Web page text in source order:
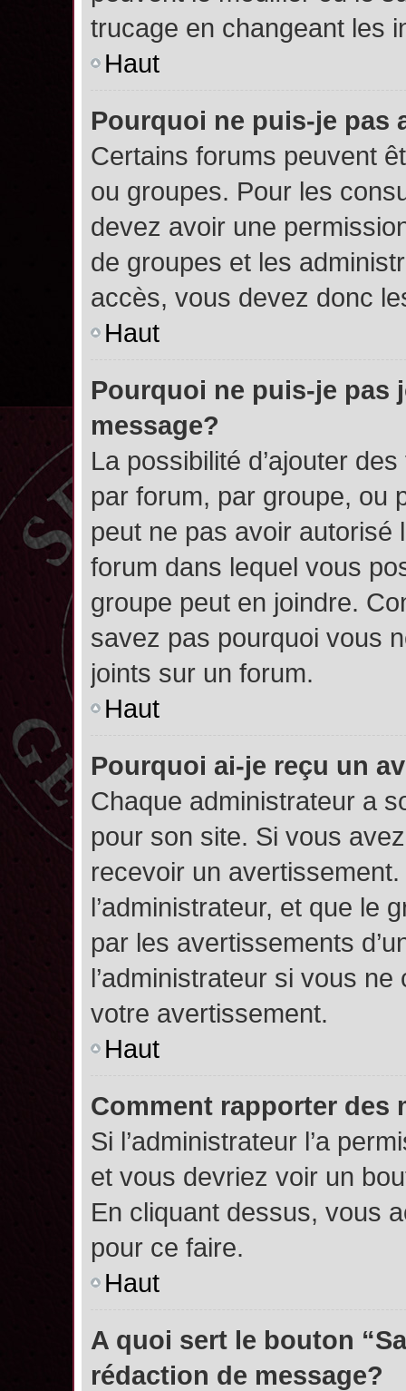
trucage en changeant les
Haut
Pourquoi ne puis-je pas
Certains forums peuvent
ou groupes. Pour les
devez avoir une
de groupes et les
accès, vous devez donc
Haut
Pourquoi ne puis-je pas
message?
La possibilité d’ajouter
par forum, par groupe, ou
peut ne pas avoir autorisé
forum dans lequel vous
groupe peut en joindre.
savez pas pourquoi vous
joints sur un forum.
Haut
Pourquoi ai-je reçu un
Chaque administrateur a
pour son site. Si vous
recevoir un
l’administrateur, et que le
par les avertissements
l’administrateur si vous
votre avertissement.
Haut
Comment rapporter des
Si l’administrateur l’a
et vous devriez voir un
En cliquant dessus, vous
pour ce faire.
Haut
A quoi sert le bouton
rédaction de message?